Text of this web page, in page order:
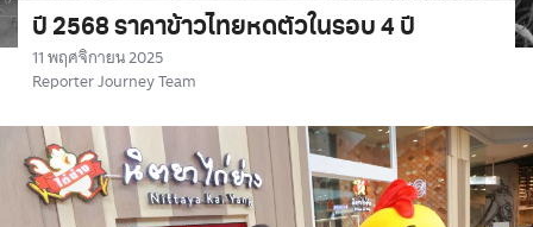
ปี 2568 ราคาข้าวไทยหดตัวในรอบ 4 ปี
11 พฤศจิกายน 2025
Reporter Journey Team